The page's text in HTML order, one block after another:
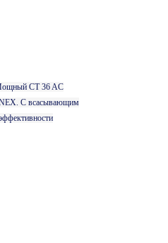
CT 36 AC
С всасывающим